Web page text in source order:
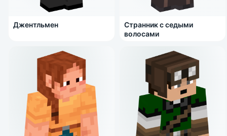
Джентльмен
Странник с седыми
волосами